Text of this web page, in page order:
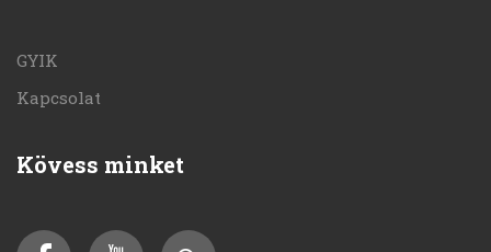
GYIK
Kapcsolat
Kövess minket